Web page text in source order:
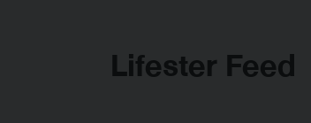
Lifester Feed